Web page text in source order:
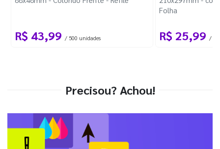
R$ 43,99 / 500 unidades
Folha
R$ 25,99 / 1
Precisou? Achou!